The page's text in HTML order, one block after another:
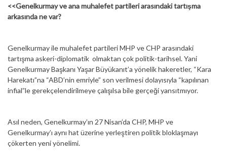
<<Genelkurmay ve ana muhalefet partileri arasındaki tartışma
arkasında ne var?
Genelkurmay ile muhalefet partileri MHP ve CHP arasındaki
tartışma askeri-diplomatik olmaktan çok politik-tarihsel. Yani
Genelkurmay Başkanı Yaşar Büyükanıt’a yönelik hakeretler, “Kara
Harekatı”na “ABD’nin emriyle” son verilmesi dolayısıyla “kapılınan
infial”le gerekçelendirilmeye çalışılsa bile gerçeği yansıtmıyor.
Asıl neden, Genelkurmay’ın 27 Nisan’da CHP, MHP ve
Genelkurmay’ı aynı hat üzerine yerleştiren politik bloklaşmayı
çökerten yeni yönelimi.